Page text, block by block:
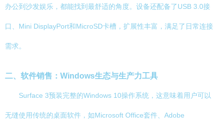
办公到沙发娱乐，都能找到最舒适的角度。设备还配备了USB 3.0接
口、Mini DisplayPort和MicroSD卡槽，扩展性丰富，满足了日常连接
需求。
二、软件销售：Windows生态与生产力工具
Surface 3预装完整的Windows 10操作系统，这意味着用户可以
无缝使用传统的桌面软件，如Microsoft Office套件、Adobe